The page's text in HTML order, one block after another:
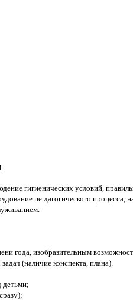
гигиенических условий,
пе дагогического процесса,
года, изобразительным
(наличие конспекта, плана).
детьми;